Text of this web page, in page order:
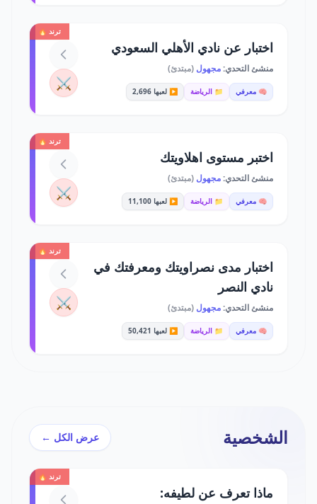
ترند 🔥
اختبار عن نادي الأهلي السعودي
منشئ التحدي:مجهول (مبتدئ)
🧠 معرفي 📁 الرياضة ▶️ لعبها 2,696 ⚔️
ترند 🔥
اختبر مستوى اهلاويتك
منشئ التحدي:مجهول (مبتدئ)
🧠 معرفي 📁 الرياضة ▶️ لعبها 11,100 ⚔️
ترند 🔥
اختبار مدى نصراويتك ومعرفتك في
نادي النصر
منشئ التحدي:مجهول (مبتدئ)
🧠 معرفي 📁 الرياضة ▶️ لعبها 50,421
⚔️
الشخصية عرض الكل ←
ترند 🔥
ماذا تعرف عن لطيفه: